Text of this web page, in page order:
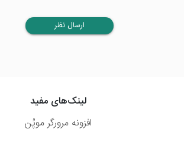
ارسال نظر
لینک‌های مفید
افزونه مرورگر موپُن